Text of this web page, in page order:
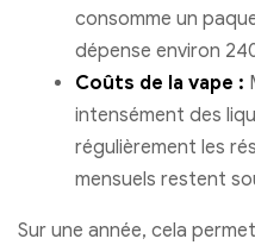
consomme un
dépense environ
Coûts de la vape :
intensément des
régulièrement les
mensuels restent
Sur une année, cela